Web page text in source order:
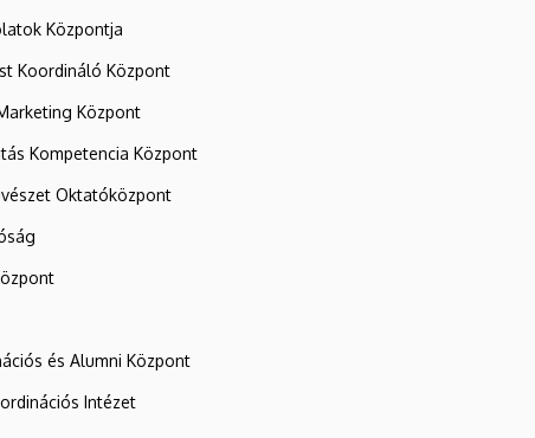
Központja
Koordináló Központ
Központ
Kompetencia Központ
Oktatóközpont
és Alumni Központ
Intézet